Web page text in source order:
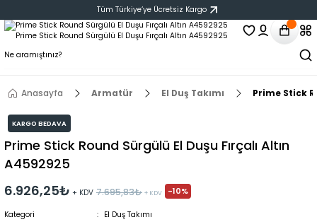
Tüm Türkiye‘ye Ücretsiz Kargo
Anasayfa Armatür El Duş Takımı Prime Stick
KARGO BEDAVA
Prime Stick Round Sürgülü El Duşu Fırçalı Altın
A4592925
6.926,25₺ + KDV 7.695,83₺ + KDV -10%
Kategori
El Duş Takımı